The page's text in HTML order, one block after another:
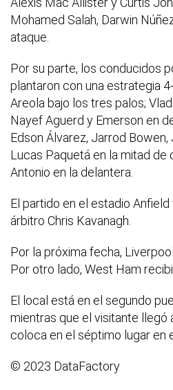
Mohamed Salah, Darwin
ataque.
Por su parte, los conducidos
plantaron con una estrategia
Areola bajo los tres palos;
Nayef Aguerd y Emerson en
Edson Álvarez, Jarrod
Lucas Paquetá en la mitad de
Antonio en la delantera.
El partido en el estadio
árbitro Chris Kavanagh.
Por la próxima fecha,
Por otro lado, West Ham
El local está en el segundo
mientras que el visitante llegó
coloca en el séptimo lugar en
© 2023 DataFactory